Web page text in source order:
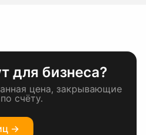
для бизнеса?
цена, закрывающие
счёту.
→